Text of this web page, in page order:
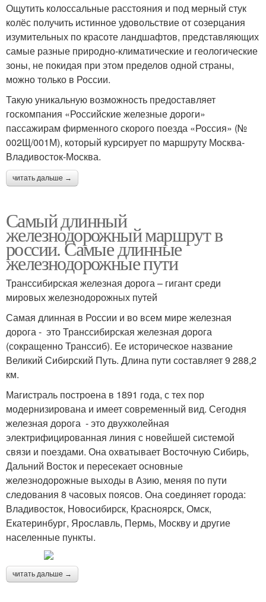
Ощутить колоссальные расстояния и под мерный стук
колёс получить истинное удовольствие от созерцания
изумительных по красоте ландшафтов, представляющих
самые разные природно-климатические и геологические
зоны, не покидая при этом пределов одной страны,
можно только в России.
Такую уникальную возможность предоставляет
госкомпания «Российские железные дороги»
пассажирам фирменного скорого поезда «Россия» (№
002Щ/001М), который курсирует по маршруту Москва-
Владивосток-Москва.
читать дальше →
Самый длинный
железнодорожный маршрут в
россии. Самые длинные
железнодорожные пути
Транссибирская железная дорога – гигант среди
мировых железнодорожных путей
Самая длинная в России и во всем мире железная
дорога - это Транссибирская железная дорога
(сокращенно Транссиб). Ее историческое название
Великий Сибирский Путь. Длина пути составляет 9 288,2
км.
Магистраль построена в 1891 года, с тех пор
модернизирована и имеет современный вид. Сегодня
железная дорога - это двухколейная
электрифицированная линия с новейшей системой
связи и поездами. Она охватывает Восточную Сибирь,
Дальний Восток и пересекает основные
железнодорожные выходы в Азию, меняя по пути
следования 8 часовых поясов. Она соединяет города:
Владивосток, Новосибирск, Красноярск, Омск,
Екатеринбург, Ярославль, Пермь, Москву и другие
населенные пункты.
читать дальше →